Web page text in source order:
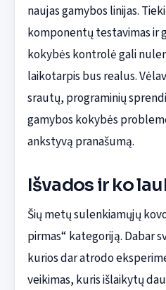
naujas gamybos linijas.
komponentų testavimas ir
kokybės kontrolė gali
laikotarpis bus realus.
srautų, programinių
gamybos kokybės
ankstyvą pranašumą.
Išvados ir ko
Šių metų sulenkiamųjų
pirmas“ kategoriją. Dabar
kurios dar atrodo
veikimas, kuris išlaikytų